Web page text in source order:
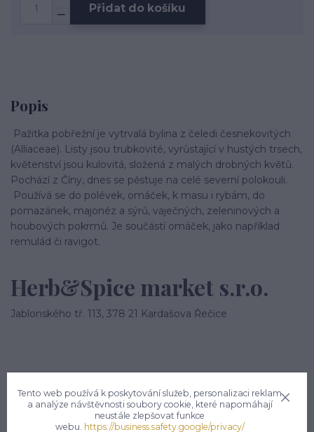
Přidat do košíku
Popis
Pažitka pobřežní je vytrvalá bylina z čeledi česnekovitých
(Alliaceae). Listy jsou trubkovité, vyrůstající v hustých trsech,
květenství jsou kulovitá, složená z malých drobných květů.
Pochází z Číny, dnes se pěstuje na celé severní polokouli.
Používá se do polévek, omáček, k masu i rybám, do
pomazánek, majonéz a sýrů, vaječných, zeleninových a
houbových pokrmů. Je součástí omáček, jako například
remulád či ravigot.
Herb&Spice market s.r.o.
Jablonského tř. 113, 378 21 Kardašova Řečice
Potřebujete poradit?
Tento web používá k poskytování služeb, personalizaci reklam
a analýze návštěvnosti soubory cookie, které napomáhají
neustále zlepšovat funkce
webu. https://business.safety.google/privacy/